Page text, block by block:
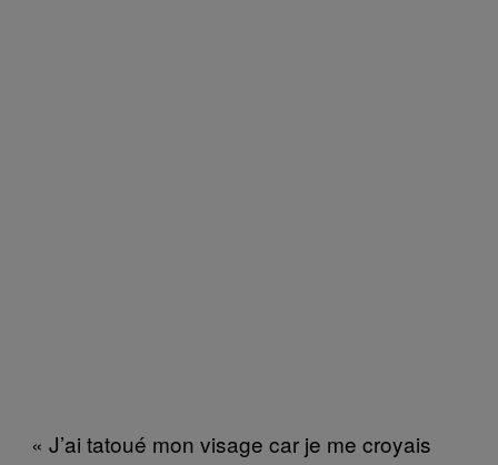
« J’ai tatoué mon visage car je me croyais